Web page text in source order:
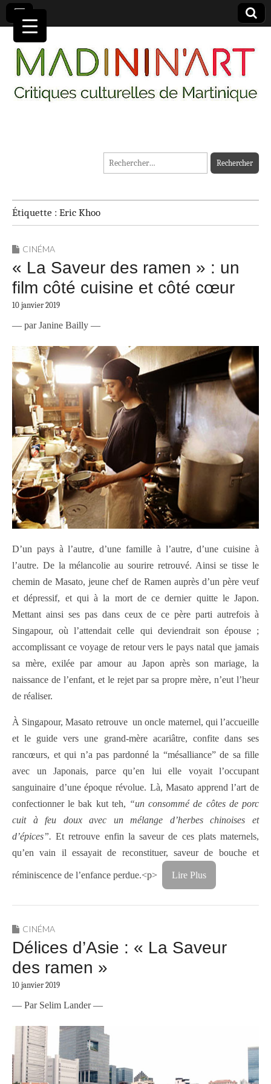
MADININ'ART
Rechercher :
Étiquette : Eric Khoo
CINÉMA
« La Saveur des ramen » : un
film côté cuisine et côté cœur
10 janvier 2019
— par Janine Bailly —
D’un pays à l’autre, d’une famille à l’autre, d’une cuisine à
l’autre. De la mélancolie au sourire retrouvé. Ainsi se tisse le
chemin de Masato, jeune chef de Ramen auprès d’un père veuf
et dépressif, et qui à la mort de ce dernier quitte le Japon.
Mettant ainsi ses pas dans ceux de ce père parti autrefois à
Singapour, où l’attendait celle qui deviendrait son épouse ;
accomplissant ce voyage de retour vers le pays natal que jamais
sa mère, exilée par amour au Japon après son mariage, la
naissance de l’enfant, et le rejet par sa propre mère, n’eut l’heur
de réaliser.
À Singapour, Masato retrouve un oncle maternel, qui l’accueille
et le guide vers une grand-mère acariâtre, confite dans ses
rancœurs, et qui n’a pas pardonné la “mésalliance” de sa fille
avec un Japonais, parce qu’en lui elle voyait l’occupant
sanguinaire d’une époque révolue. Là, Masato apprend l’art de
confectionner le bak kut teh, “un consommé de côtes de porc
cuit à feu doux avec un mélange d’herbes chinoises et
d’épices”. Et retrouve enfin la saveur de ces plats maternels,
qu’en vain il essayait de reconstituer, saveur de bouche et
réminiscence de l’enfance perdue.<p> Lire Plus
CINÉMA
Délices d’Asie : « La Saveur
des ramen »
10 janvier 2019
— Par Selim Lander —